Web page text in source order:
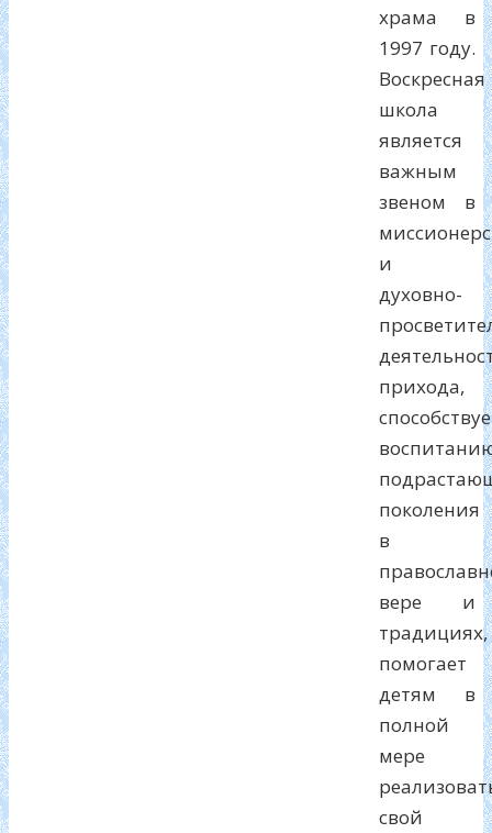
храма в
1997 году.
Воскресная
школа
является
важным
звеном в
и
духовно-
прихода,
поколения
в
вере и
традициях,
помогает
детям в
полной
мере
свой